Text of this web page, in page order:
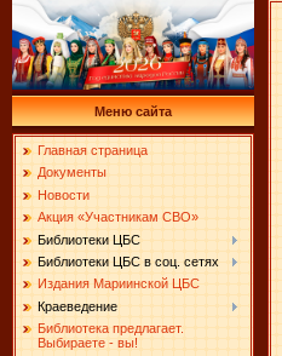
Меню сайта
Главная страница
Документы
Новости
Акция «Участникам СВО»
Библиотеки ЦБС
Библиотеки ЦБС в соц. сетях
Издания Мариинской ЦБС
Краеведение
Библиотека предлагает.
Выбираете - вы!